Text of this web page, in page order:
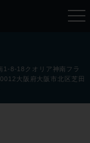
1-8-18クオリア神南フラ
大阪府大阪市北区芝田